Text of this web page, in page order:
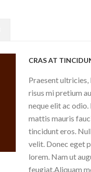
CRAS AT
Praesent
risus mi pretium
neque elit ac
mattis mauris
tincidunt eros.
velit. Donec eget
lorem. Nam ut
feugiat.Aliquam